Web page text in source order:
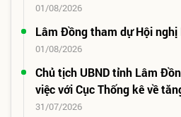
01/08/2026
Lâm Đồng tham dự Hội
01/08/2026
Chủ tịch UBND tỉnh Lâm
việc với Cục Thống kê về
31/07/2026